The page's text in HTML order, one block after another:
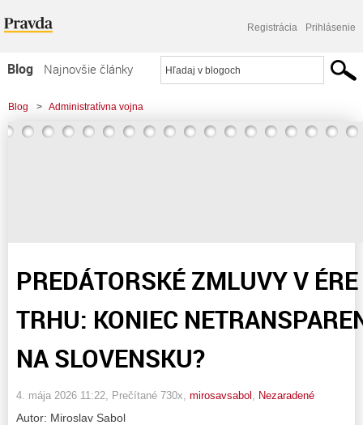
Registrácia Prihlásenie
Blog
Najnovšie články
Najčítanejšie články
Najkomentovanejšie články
Blog > Administratívna vojna
> PREDÁTORSKÉ ZMLUVY V ÉRE DIGITÁLNEHO TRHU: KONIEC
PREDÁTORSKÉ ZMLUVY V
TRHU: KONIEC
NA SLOVENSKU?
4. mája 2026 11:22 , Prečítané 730x, mirosavsabol Nezaradené
Autor: Miroslav Sabol